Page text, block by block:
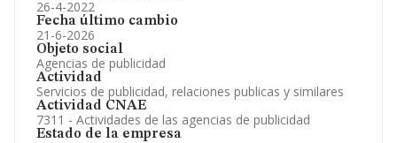
26-4-2022
Fecha último cambio
21-6-2026
Objeto social
Agencias de publicidad
Actividad
Servicios de publicidad, relaciones publicas y similares
Actividad CNAE
7311 - Actividades de las agencias de publicidad
Estado de la empresa